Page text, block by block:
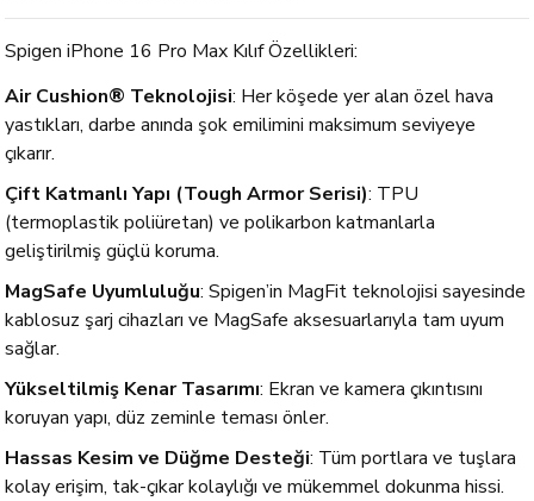
Spigen iPhone 16 Pro Max Kılıf Özellikleri:
Air Cushion® Teknolojisi: Her köşede yer alan özel hava
yastıkları, darbe anında şok emilimini maksimum seviyeye
çıkarır.
Çift Katmanlı Yapı (Tough Armor Serisi): TPU
(termoplastik poliüretan) ve polikarbon katmanlarla
geliştirilmiş güçlü koruma.
MagSafe Uyumluluğu: Spigen’in MagFit teknolojisi sayesinde
kablosuz şarj cihazları ve MagSafe aksesuarlarıyla tam uyum
sağlar.
Yükseltilmiş Kenar Tasarımı: Ekran ve kamera çıkıntısını
koruyan yapı, düz zeminle teması önler.
Hassas Kesim ve Düğme Desteği: Tüm portlara ve tuşlara
kolay erişim, tak-çıkar kolaylığı ve mükemmel dokunma hissi.